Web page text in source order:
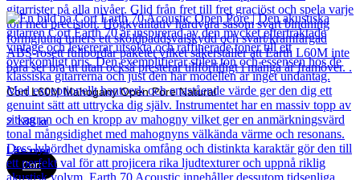
Cort L60M Mahogany Open Pore Natural
2 188kr
Läs mer
Cort